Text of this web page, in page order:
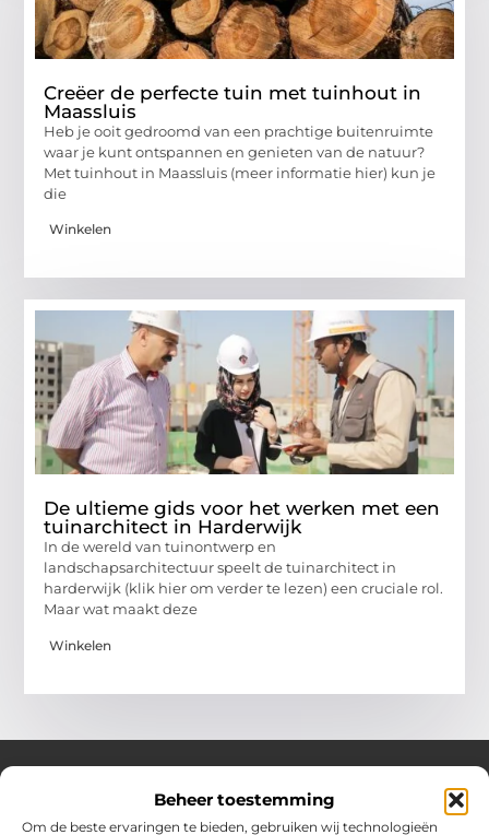
Beheer toestemming
Om de beste ervaringen te bieden, gebruiken wij technologieën
Creëer de perfecte tuin met tuinhout in
Maassluis
Heb je ooit gedroomd van een prachtige buitenruimte
waar je kunt ontspannen en genieten van de natuur?
Met tuinhout in Maassluis (meer informatie hier) kun je
die
Winkelen
De ultieme gids voor het werken met een
tuinarchitect in Harderwijk
In de wereld van tuinontwerp en
landschapsarchitectuur speelt de tuinarchitect in
harderwijk (klik hier om verder te lezen) een cruciale rol.
Maar wat maakt deze
Winkelen
Over Hotspotmagazine